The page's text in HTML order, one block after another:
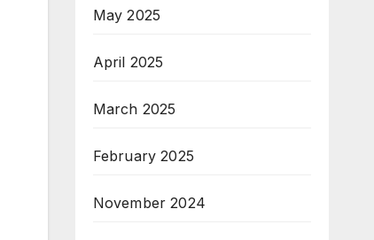
May 2025
April 2025
March 2025
February 2025
November 2024